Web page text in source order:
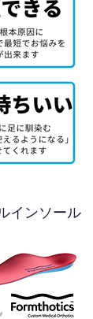
インソール